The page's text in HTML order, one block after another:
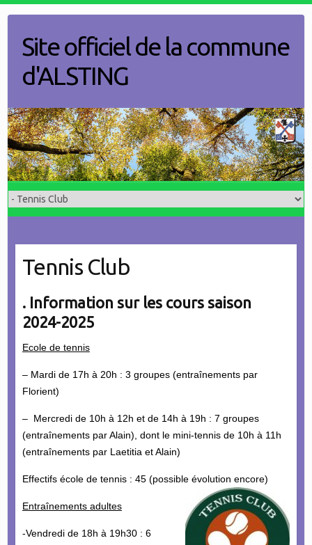
contentSite officiel de la commune
d'ALSTING
Tennis Club
. Information sur les cours saison
2024-2025
Ecole de tennis
– Mardi de 17h à 20h : 3 groupes (entraînements par
Florient)
– Mercredi de 10h à 12h et de 14h à 19h : 7 groupes
(entraînements par Alain), dont le mini-tennis de 10h à 11h
(entraînements par Laetitia et Alain)
Effectifs école de tennis : 45 (possible évolution encore)
Entraînements adultes
-Vendredi de 18h à 19h30 : 6